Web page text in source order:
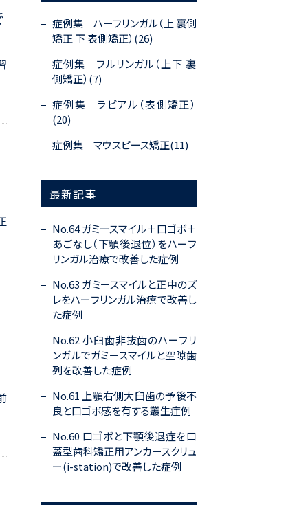
症例集 ハーフリンガル（上 裏側
矯正 下 表側矯正）(26)
症例集 フルリンガル（上下 裏
側矯正）(7)
症例集 ラビアル（表側矯正）
(20)
症例集 マウスピース矯正(11)
最新記事
No.64 ガミースマイル＋口ゴボ＋
あごなし（下顎後退位）をハーフ
リンガル治療で改善した症例
No.63 ガミースマイルと正中のズ
レをハーフリンガル治療で改善し
た症例
No.62 小臼歯非抜歯のハーフリ
ンガルでガミースマイルと空隙歯
列を改善した症例
No.61 上顎右側大臼歯の予後不
良と口ゴボ感を有する叢生症例
No.60 口ゴボと下顎後退症を口
蓋型歯科矯正用アンカースクリュ
ー(i-station)で改善した症例